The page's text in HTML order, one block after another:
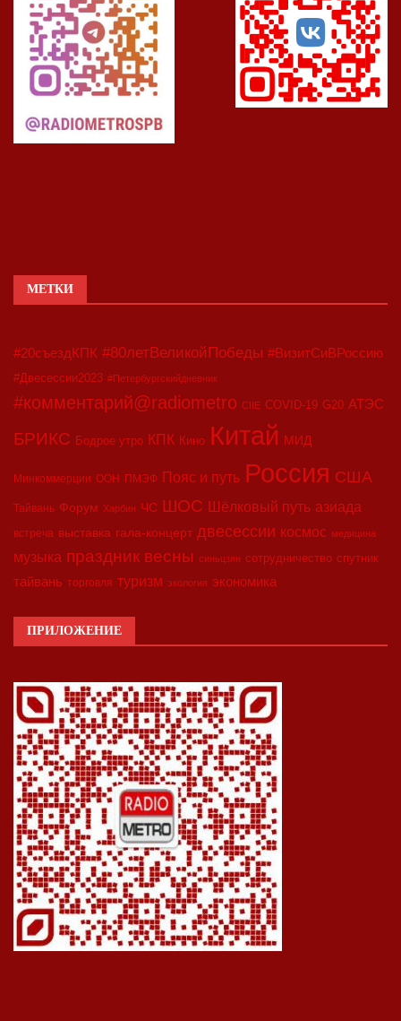
МЕТКИ
#20съездКПК #80летВеликойПобеды #ВизитСиВРоссию
#Двесессии2023 #Петербургскийдневник
#комментарий@radiometro CIIE COVID-19 G20 АТЭС
БРИКС Бодрое утро КПК Кино Китай МИД
Минкоммерции ООН ПМЭФ Пояс и путь Россия США
Тайвань Форум Харбин ЧС ШОС Шёлковый путь азиада
встреча выставка гала-концерт двесессии космос медицина
музыка праздник весны синьцзян сотрудничество спутник
тайвань торговля туризм экология экономика
ПРИЛОЖЕНИЕ